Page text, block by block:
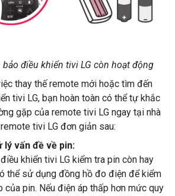
điều khiển tivi LG còn hoạt động
thay thế remote mới hoặc tìm đến
tivi LG, bạn hoàn toàn có thể tự khắc
gặp của remote tivi LG ngay tại nhà
tivi LG đơn giản sau:
lý vấn đề về pin:
khiển tivi LG kiểm tra pin còn hay
thể sử dụng đồng hồ đo điện để kiểm
của pin. Nếu điện áp thấp hơn mức quy